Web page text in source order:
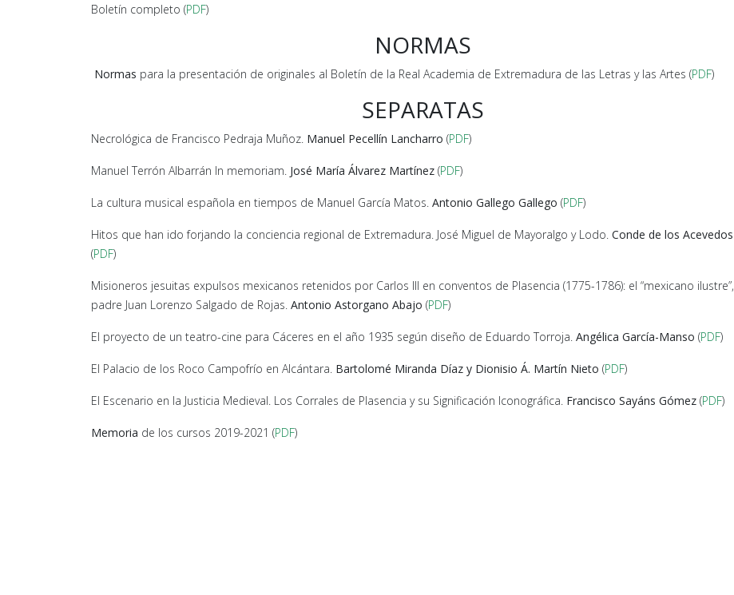
Boletín completo (PDF)
NORMAS
Normas para la presentación de originales al Boletín de la Real Academia de Extremadura de las Letras y las Artes (PDF)
SEPARATAS
Necrológica de Francisco Pedraja Muñoz. Manuel Pecellín Lancharro (PDF)
Manuel Terrón Albarrán In memoriam. José María Álvarez Martínez (PDF)
La cultura musical española en tiempos de Manuel García Matos. Antonio Gallego Gallego (PDF)
Hitos que han ido forjando la conciencia regional de Extremadura. José Miguel de Mayoralgo y Lodo. Conde de los Acevedos
(PDF)
Misioneros jesuitas expulsos mexicanos retenidos por Carlos III en conventos de Plasencia (1775-1786): el “mexicano ilustre”,
padre Juan Lorenzo Salgado de Rojas. Antonio Astorgano Abajo (PDF)
El proyecto de un teatro-cine para Cáceres en el año 1935 según diseño de Eduardo Torroja. Angélica García-Manso (PDF)
El Palacio de los Roco Campofrío en Alcántara. Bartolomé Miranda Díaz y Dionisio Á. Martín Nieto (PDF)
El Escenario en la Justicia Medieval. Los Corrales de Plasencia y su Significación Iconográfica. Francisco Sayáns Gómez (PDF)
Memoria de los cursos 2019-2021 (PDF)